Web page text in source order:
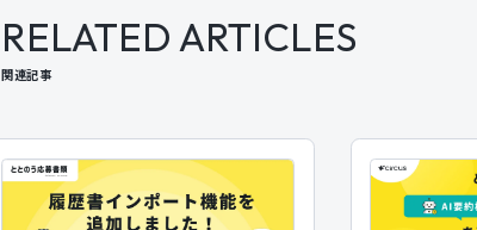
RELATED ARTICLES
関連記事